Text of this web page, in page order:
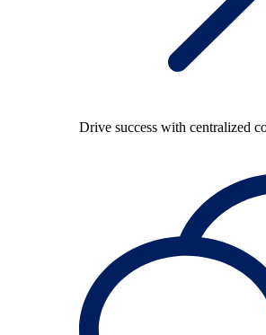
Drive success with centralized